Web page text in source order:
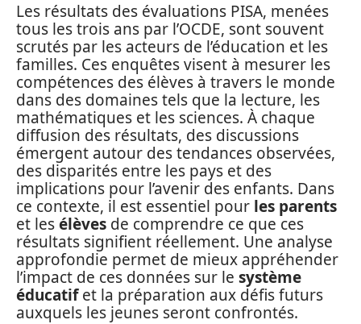
Les résultats des évaluations PISA, menées
tous les trois ans par l’OCDE, sont souvent
scrutés par les acteurs de l’éducation et les
familles. Ces enquêtes visent à mesurer les
compétences des élèves à travers le monde
dans des domaines tels que la lecture, les
mathématiques et les sciences. À chaque
diffusion des résultats, des discussions
émergent autour des tendances observées,
des disparités entre les pays et des
implications pour l’avenir des enfants. Dans
ce contexte, il est essentiel pour les parents
et lesélèves de comprendre ce que ces
résultats signifient réellement. Une analyse
approfondie permet de mieux appréhender
l’impact de ces données sur le système
éducatifet la préparation aux défis futurs
auxquels les jeunes seront confrontés.